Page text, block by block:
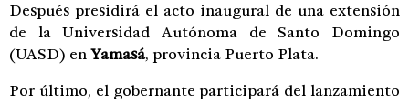
Después presidirá el acto inaugural de una extensión
de la Universidad Autónoma de Santo Domingo
(UASD) enYamasá, provincia Puerto Plata.
Por último, el gobernante participará del lanzamiento